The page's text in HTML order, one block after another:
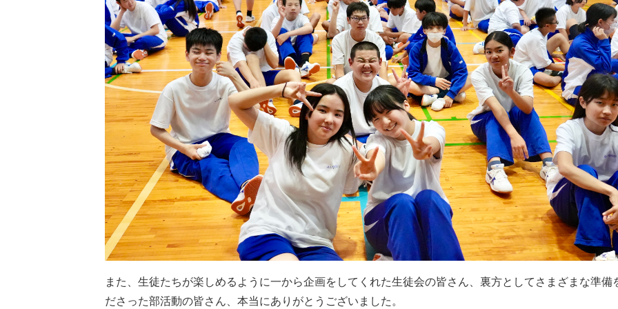
また、生徒たちが楽しめるように一から企画をしてくれた生徒会の皆さん、裏方としてさまざまな準備
ださった部活動の皆さん、本当にありがとうございました。